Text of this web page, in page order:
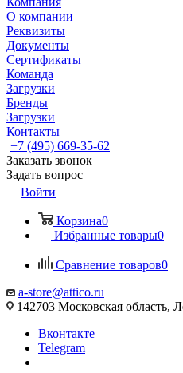
О компании
Реквизиты
Документы
Сертификаты
Команда
Загрузки
Бренды
Загрузки
Контакты
+7 (495) 669-35-62
Заказать звонок
Задать вопрос
Войти
Корзина0
Избранные товары0
Сравнение товаров0
a-store@attico.ru
142703 Московская область,
Вконтакте
Telegram